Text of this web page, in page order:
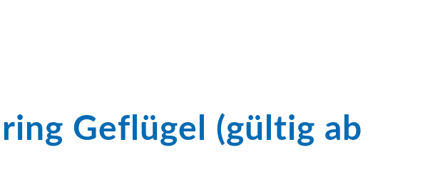
Geflügel (gültig ab